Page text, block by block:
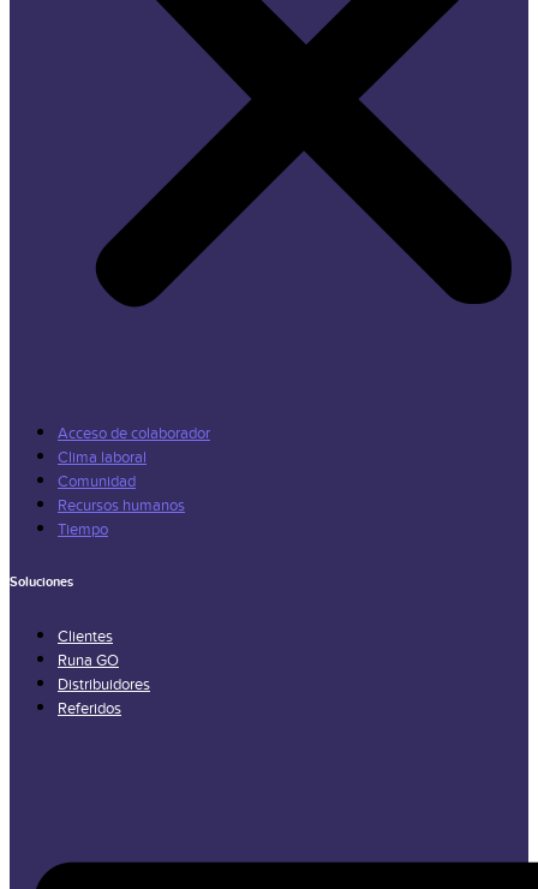
Acceso de colaborador
Clima laboral
Comunidad
Recursos humanos
Tiempo
Soluciones
Clientes
Runa GO
Distribuidores
Referidos